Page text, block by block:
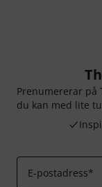
Prenumererar på
du kan med lite
E-postadress*